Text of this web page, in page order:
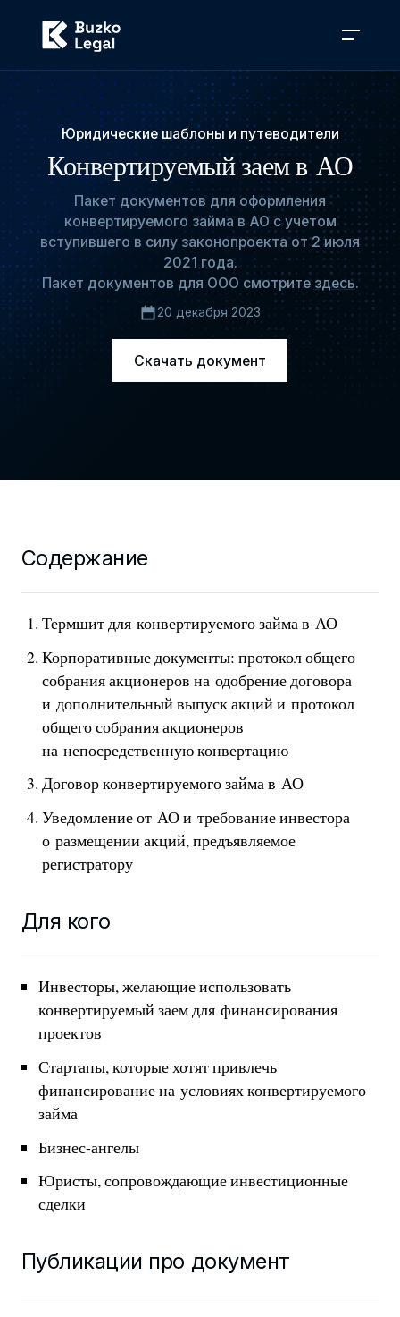
Юридические шаблоны и путеводители
Конвертируемый заем в АО
Пакет документов для оформления
конвертируемого займа в АО с учетом
вступившего в силу законопроекта от 2 июля
2021 года.
Пакет документов для ООО смотрите здесь.
20 декабря 2023
Скачать документ
Содержание
Термшит для конвертируемого займа в АО
Корпоративные документы: протокол общего
собрания акционеров на одобрение договора
и дополнительный выпуск акций и протокол
общего собрания акционеров
на непосредственную конвертацию
Договор конвертируемого займа в АО
Уведомление от АО и требование инвестора
о размещении акций, предъявляемое
регистратору
Для кого
Инвесторы, желающие использовать
конвертируемый заем для финансирования
проектов
Стартапы, которые хотят привлечь
финансирование на условиях конвертируемого
займа
Бизнес-ангелы
Юристы, сопровождающие инвестиционные
сделки
Публикации про документ